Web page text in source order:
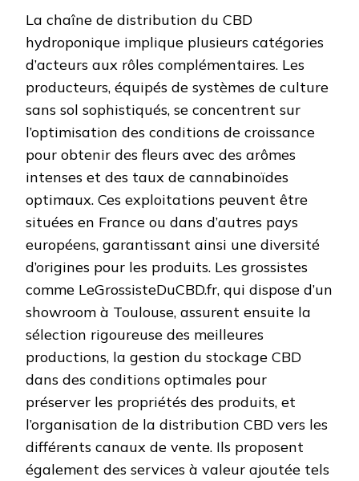
La chaîne de distribution du CBD
hydroponique implique plusieurs catégories
d’acteurs aux rôles complémentaires. Les
producteurs, équipés de systèmes de culture
sans sol sophistiqués, se concentrent sur
l’optimisation des conditions de croissance
pour obtenir des fleurs avec des arômes
intenses et des taux de cannabinoïdes
optimaux. Ces exploitations peuvent être
situées en France ou dans d’autres pays
européens, garantissant ainsi une diversité
d’origines pour les produits. Les grossistes
comme LeGrossisteDuCBD.fr, qui dispose d’un
showroom à Toulouse, assurent ensuite la
sélection rigoureuse des meilleures
productions, la gestion du stockage CBD
dans des conditions optimales pour
préserver les propriétés des produits, et
l’organisation de la distribution CBD vers les
différents canaux de vente. Ils proposent
également des services à valeur ajoutée tels